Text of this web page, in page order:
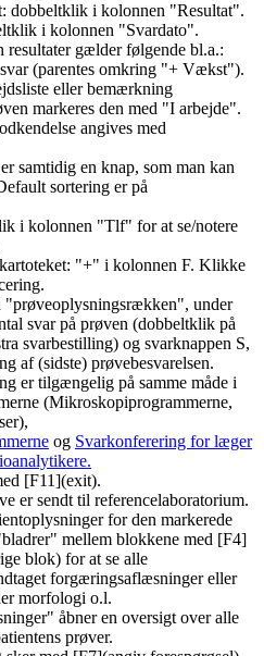
dobbeltklik i kolonnen "Resultat".
i kolonnen "Svardato".
resultater gælder følgende bl.a.:
(parentes omkring "+ Vækst").
eller bemærkning
markeres den med "I arbejde".
angives med
samtidig en knap, som man kan
sortering er på
i kolonnen "Tlf" for at se/notere
"+" i kolonnen F. Klikke
"prøveoplysningsrækken", under
svar på prøven (dobbeltklik på
svarbestilling) og svarknappen S,
af (sidste) prøvebesvarelsen.
er tilgængelig på samme måde i
(Mikroskopiprogrammerne,
og Svarkonferering for læger
[F11](exit).
er sendt til referencelaboratorium.
for den markerede
mellem blokkene med [F4]
blok) for at se alle
forgæringsaflæsninger eller
morfologi o.l.
åbner en oversigt over alle
prøver.